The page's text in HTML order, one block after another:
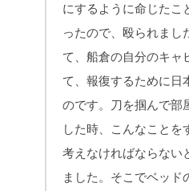
にするように命じたこ
ったので、殴られまし
て、船倉の自分のキャ
て、報復するために日
のです。刀を掴んで部
した時、こんなことを
考えなければならない
ました。そこでベッド